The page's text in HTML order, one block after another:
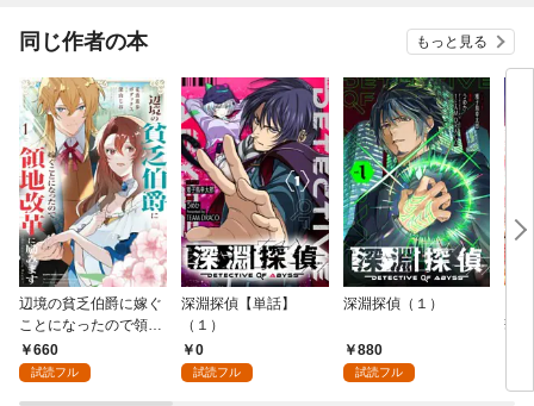
同じ作者の本 もっと見る
辺境の貧乏伯爵に嫁ぐ
ことになったので領地
改革に励みます ～th
e letter from Boule～１
660
試読フル
深淵探偵【単話】
（１）
0
試読フル
深淵探偵（１）
880
試読フル
華